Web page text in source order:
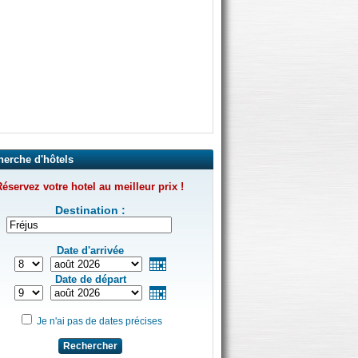
d'hôtels
votre hotel au meilleur prix !
Destination :
Date d'arrivée
Date de départ
Je n'ai pas de dates précises
Rechercher